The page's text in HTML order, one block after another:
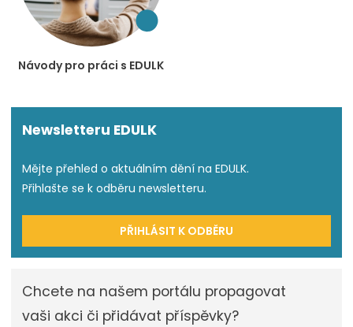
Návody pro práci s EDULK
Newsletteru EDULK
Mějte přehled o aktuálním dění na EDULK.
Přihlašte se k odběru newsletteru.
PŘIHLÁSIT K ODBĚRU
Chcete na našem portálu propagovat
vaši akci či přidávat příspěvky?